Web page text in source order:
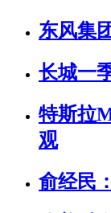
东风集
长城一
特斯拉
观
俞经民